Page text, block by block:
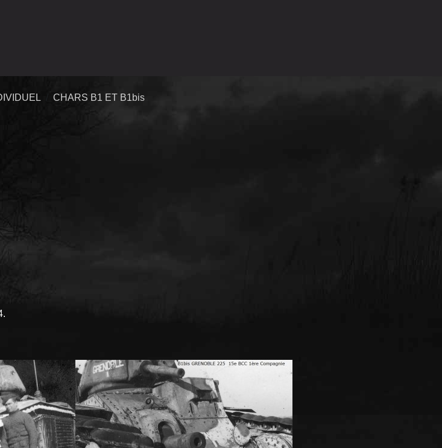
CHARS B1 ET B1bis